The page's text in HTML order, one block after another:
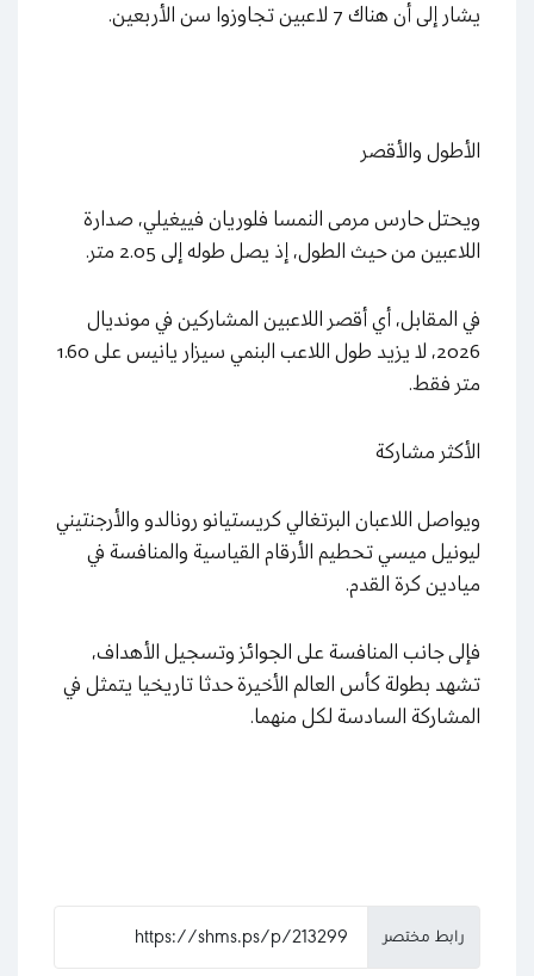
يشار إلى أن هناك 7 لاعبين تجاوزوا سن الأربعين.
الأطول والأقصر
ويحتل حارس مرمى النمسا فلوريان فييغيلي، صدارة
اللاعبين من حيث الطول، إذ يصل طوله إلى 2.05 متر.
في المقابل، أي أقصر اللاعبين المشاركين في مونديال
2026، لا يزيد طول اللاعب البنمي سيزار يانيس على 1.60
متر فقط.
الأكثر مشاركة
ويواصل اللاعبان البرتغالي كريستيانو رونالدو والأرجنتيني
ليونيل ميسي تحطيم الأرقام القياسية والمنافسة في
ميادين كرة القدم.
فإلى جانب المنافسة على الجوائز وتسجيل الأهداف،
تشهد بطولة كأس العالم الأخيرة حدثا تاريخيا يتمثل في
المشاركة السادسة لكل منهما.
رابط مختصر